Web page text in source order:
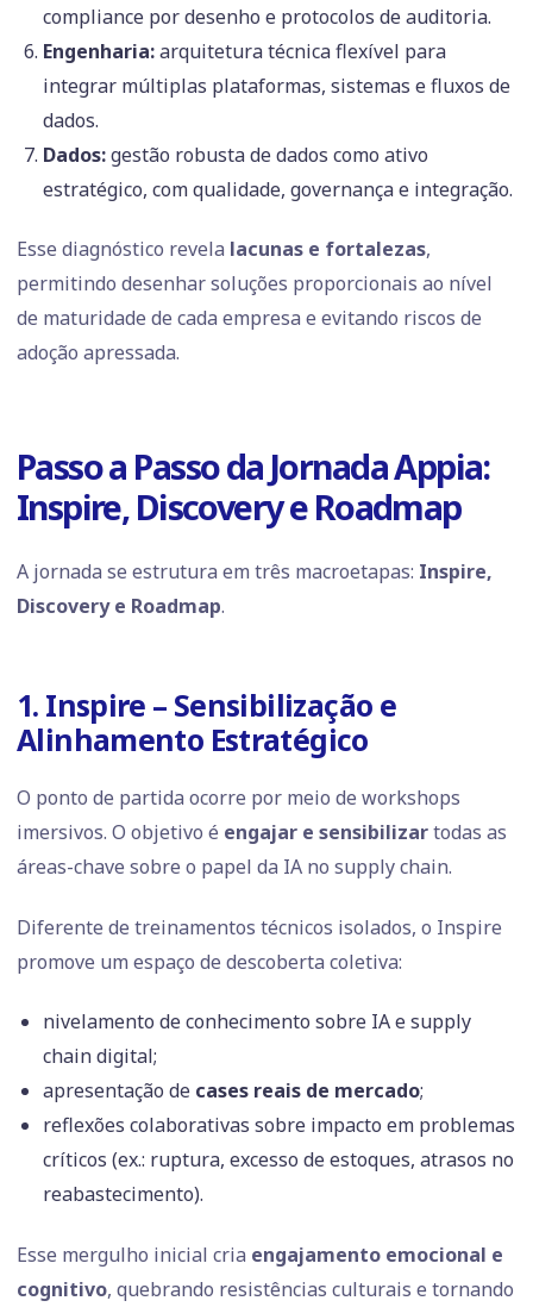
compliance por desenho e protocolos de auditoria.
Engenharia:arquitetura técnica flexível para
integrar múltiplas plataformas, sistemas e fluxos de
dados.
Dados:gestão robusta de dados como ativo
estratégico, com qualidade, governança e integração.
Esse diagnóstico revela lacunas e fortalezas,
permitindo desenhar soluções proporcionais ao nível
de maturidade de cada empresa e evitando riscos de
adoção apressada.
Passo a Passo da Jornada Appia:
Inspire, Discovery e Roadmap
A jornada se estrutura em três macroetapas: Inspire,
Discovery e Roadmap.
1. Inspire – Sensibilização e
Alinhamento Estratégico
O ponto de partida ocorre por meio de workshops
imersivos. O objetivo é engajar e sensibilizartodas as
áreas-chave sobre o papel da IA no supply chain.
Diferente de treinamentos técnicos isolados, o Inspire
promove um espaço de descoberta coletiva:
nivelamento de conhecimento sobre IA e supply
chain digital;
apresentação de cases reais de mercado;
reflexões colaborativas sobre impacto em problemas
críticos (ex.: ruptura, excesso de estoques, atrasos no
reabastecimento).
Esse mergulho inicial cria engajamento emocional e
cognitivo, quebrando resistências culturais e tornando